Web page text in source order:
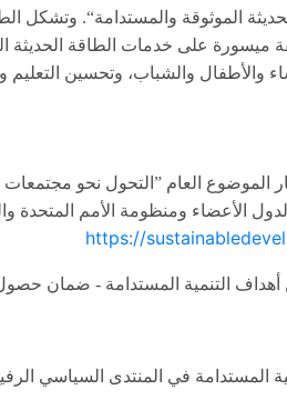
الموثوقة والمستدامة“. وتشكل
ميسورة على خدمات الطاقة الحديثة
والأطفال والشباب، وتحسين
الموضوع العام ”التحول نحو
الأعضاء ومنظومة الأمم المتحدة
https://
التنمية المستدامة - ضمان
المستدامة في المنتدى السياسي